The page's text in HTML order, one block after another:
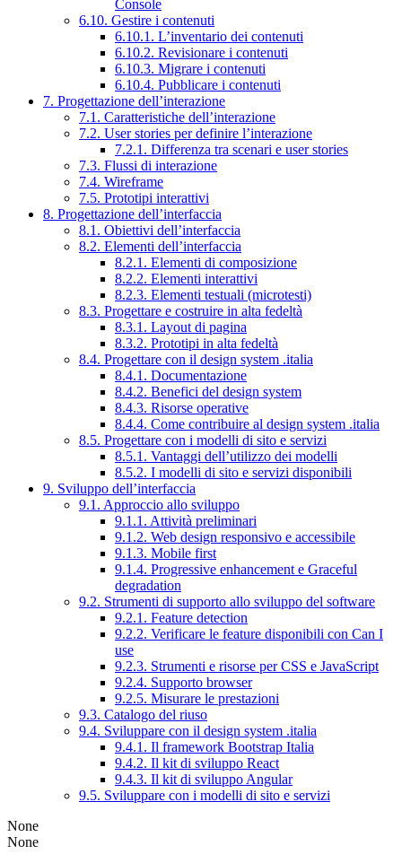
Console
6.10. Gestire i contenuti
6.10.1. L’inventario dei contenuti
6.10.2. Revisionare i contenuti
6.10.3. Migrare i contenuti
6.10.4. Pubblicare i contenuti
7. Progettazione dell’interazione
7.1. Caratteristiche dell’interazione
7.2. User stories per definire l’interazione
7.2.1. Differenza tra scenari e user stories
7.3. Flussi di interazione
7.4. Wireframe
7.5. Prototipi interattivi
8. Progettazione dell’interfaccia
8.1. Obiettivi dell’interfaccia
8.2. Elementi dell’interfaccia
8.2.1. Elementi di composizione
8.2.2. Elementi interattivi
8.2.3. Elementi testuali (microtesti)
8.3. Progettare e costruire in alta fedeltà
8.3.1. Layout di pagina
8.3.2. Prototipi in alta fedeltà
8.4. Progettare con il design system .italia
8.4.1. Documentazione
8.4.2. Benefici del design system
8.4.3. Risorse operative
8.4.4. Come contribuire al design system .italia
8.5. Progettare con i modelli di sito e servizi
8.5.1. Vantaggi dell’utilizzo dei modelli
8.5.2. I modelli di sito e servizi disponibili
9. Sviluppo dell’interfaccia
9.1. Approccio allo sviluppo
9.1.1. Attività preliminari
9.1.2. Web design responsivo e accessibile
9.1.3. Mobile first
9.1.4. Progressive enhancement e Graceful
degradation
9.2. Strumenti di supporto allo sviluppo del software
9.2.1. Feature detection
9.2.2. Verificare le feature disponibili con Can I
use
9.2.3. Strumenti e risorse per CSS e JavaScript
9.2.4. Supporto browser
9.2.5. Misurare le prestazioni
9.3. Catalogo del riuso
9.4. Sviluppare con il design system .italia
9.4.1. Il framework Bootstrap Italia
9.4.2. Il kit di sviluppo React
9.4.3. Il kit di sviluppo Angular
9.5. Sviluppare con i modelli di sito e servizi
None
None